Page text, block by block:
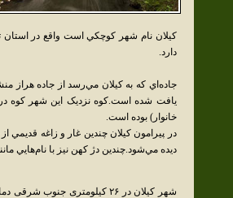
کيلان نام شهر کوچکي است واقع در
دارد.
جاده‌اي که به کيلان مي‌رسد از جاده هراز
خانوار) بوده است.
در پيرامون کيلان چندين غار و زاغه
ديده مي‌شود.چندين دژ کهن نيز با نام‌هايي